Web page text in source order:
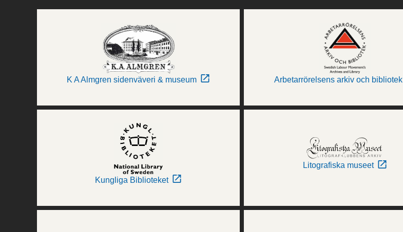
K A Almgren sidenväveri & museum Arbetarrörelsens arkiv och bibliotek
Kungliga Biblioteket
Litografiska museet